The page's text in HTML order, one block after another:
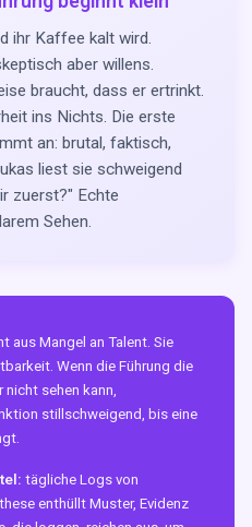
ihr Kaffee kalt wird.
aber willens.
braucht, dass er ertrinkt.
ins Nichts. Die erste
an: brutal, faktisch,
liest sie schweigend
zuerst?" Echte
Sehen.
aus Mangel an Talent. Sie
Wenn die Führung die
sehen kann,
stillschweigend, bis eine
tägliche Logs von
enthüllt Muster, Evidenz